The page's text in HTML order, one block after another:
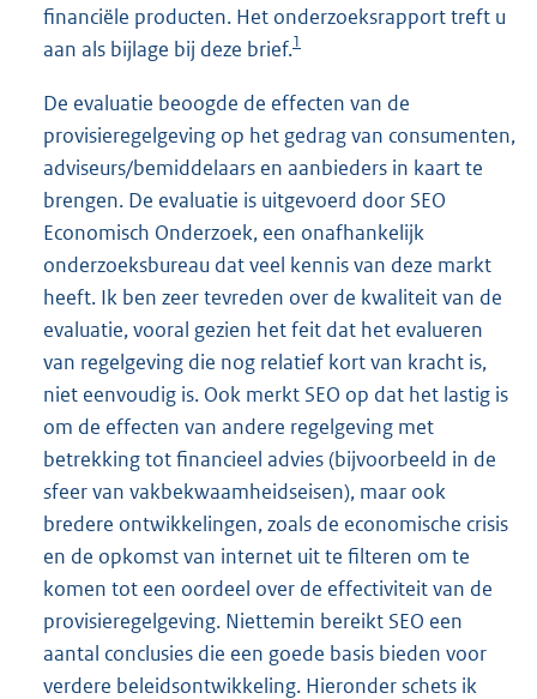
financiële producten. Het onderzoeksrapport treft u
aan als bijlage bij deze brief.1
De evaluatie beoogde de effecten van de
provisieregelgeving op het gedrag van consumenten,
adviseurs/bemiddelaars en aanbieders in kaart te
brengen. De evaluatie is uitgevoerd door SEO
Economisch Onderzoek, een onafhankelijk
onderzoeksbureau dat veel kennis van deze markt
heeft. Ik ben zeer tevreden over de kwaliteit van de
evaluatie, vooral gezien het feit dat het evalueren
van regelgeving die nog relatief kort van kracht is,
niet eenvoudig is. Ook merkt SEO op dat het lastig is
om de effecten van andere regelgeving met
betrekking tot financieel advies (bijvoorbeeld in de
sfeer van vakbekwaamheidseisen), maar ook
bredere ontwikkelingen, zoals de economische crisis
en de opkomst van internet uit te filteren om te
komen tot een oordeel over de effectiviteit van de
provisieregelgeving. Niettemin bereikt SEO een
aantal conclusies die een goede basis bieden voor
verdere beleidsontwikkeling. Hieronder schets ik